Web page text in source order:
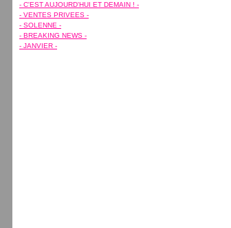
Février(7)
Janvier(10)
Février(11)
Janvier(8)
Avril (7)
Mars(7)
Février(8)
Janvier(7)
Avril (15)
Mars(5)
Janvier(1)
- C'EST AUJOURD'HUI ET DEMAIN ! -
- VENTES PRIVEES -
- SOLENNE -
- BREAKING NEWS -
- JANVIER -